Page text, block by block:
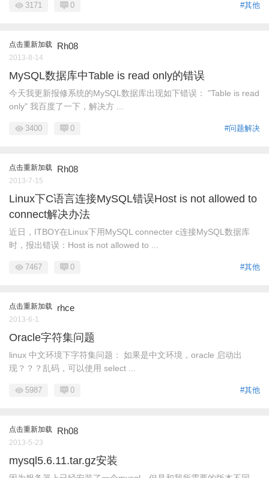
#其他
3171 0
点击重新加载 Rh08
2013-8-14
MySQL数据库中Table is read only的错误
今天我更新报修系统的MySQL数据库出现如下错误： "Table is read
only" 我百度了一下，解决方 ...
#问题解决
3400 0
点击重新加载 Rh08
2013-7-15
Linux下C语言连接MySQL错误Host is not allowed to
connect解决办法
近日，ITBOY在Linux下用MySQL connecter c连接MySQL数据库
时，报出错误：Host is not allowed to ...
#其他
7467 0
点击重新加载 rhce
2013-6-1
Oracle字符集问题
linux 中文环境下字符集问题： 如果是中文环境，oracle 启动出
现？？？乱码，可以使用 select ...
#其他
5987 0
点击重新加载 Rh08
2013-5-23
mysql5.6.11.tar.gz安装